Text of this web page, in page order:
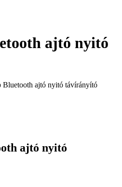
ajtó nyitó
Bluetooth ajtó nyitó távírányító
ajtó nyitó